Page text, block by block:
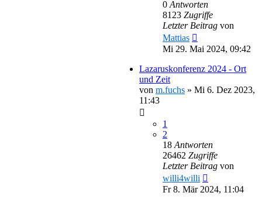
0 Antworten
8123 Zugriffe
Letzter Beitrag von
Mattias
Mi 29. Mai 2024, 09:42
Lazaruskonferenz 2024 - Ort
und Zeit
von m.fuchs » Mi 6. Dez 2023,
11:43
1
2
18 Antworten
26462 Zugriffe
Letzter Beitrag von
willi4willi
Fr 8. Mär 2024, 11:04